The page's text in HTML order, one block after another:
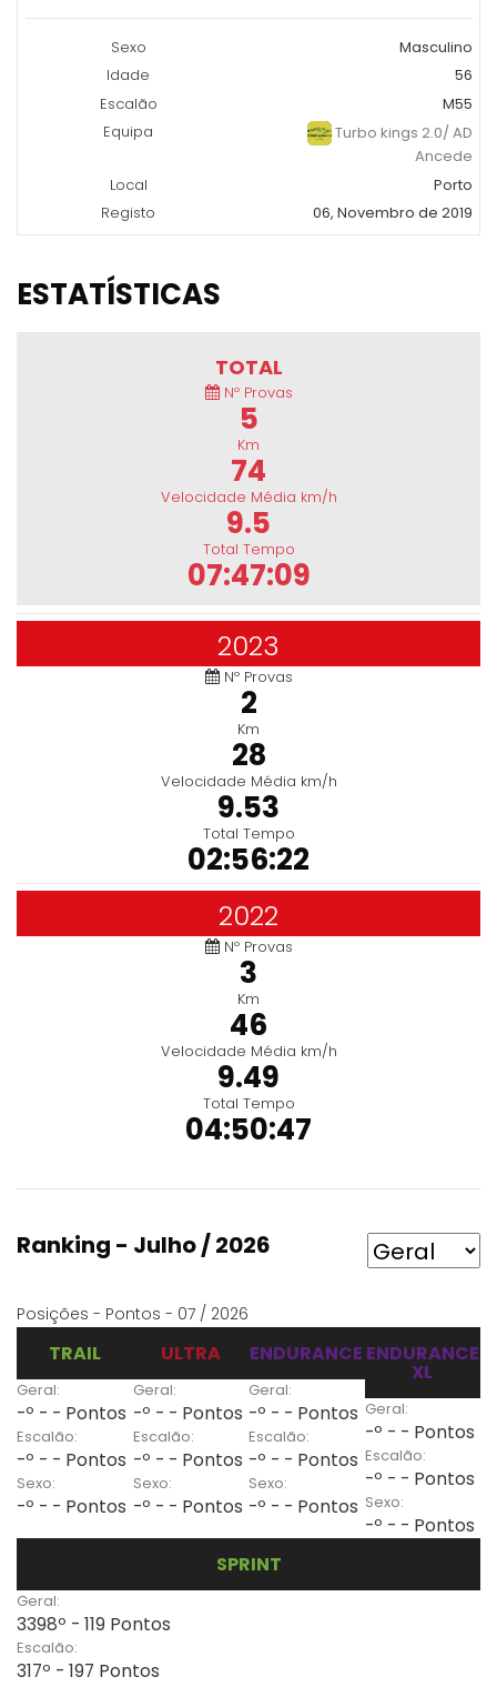
Sexo
Masculino
Idade
56
Escalão
M55
Equipa
Turbo kings 2.0/ AD
Ancede
Local
Porto
Registo
06, Novembro de 2019
ESTATÍSTICAS
TOTAL
Nº Provas
5
Km
74
Velocidade Média km/h
9.5
Total Tempo
07:47:09
2023
Nº Provas
2
Km
28
Velocidade Média km/h
9.53
Total Tempo
02:56:22
2022
Nº Provas
3
Km
46
Velocidade Média km/h
9.49
Total Tempo
04:50:47
Ranking - Julho / 2026
Posições - Pontos - 07 / 2026
TRAIL
Geral:
-º - - Pontos
Escalão:
-º - - Pontos
Sexo:
-º - - Pontos
ULTRA
Geral:
-º - - Pontos
Escalão:
-º - - Pontos
Sexo:
-º - - Pontos
ENDURANCE
Geral:
-º - - Pontos
Escalão:
-º - - Pontos
Sexo:
-º - - Pontos
ENDURANCE
XL
Geral:
-º - - Pontos
Escalão:
-º - - Pontos
Sexo:
-º - - Pontos
SPRINT
Geral:
3398º - 119 Pontos
Escalão:
317º - 197 Pontos